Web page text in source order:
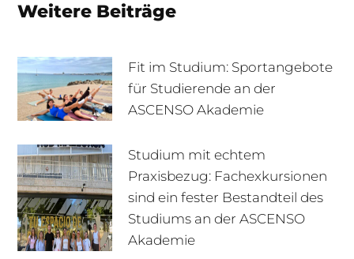
Weitere Beiträge
Fit im Studium: Sportangebote
für Studierende an der
ASCENSO Akademie
Studium mit echtem
Praxisbezug: Fachexkursionen
sind ein fester Bestandteil des
Studiums an der ASCENSO
Akademie